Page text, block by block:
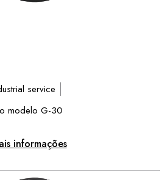
service
modelo G-30
informações